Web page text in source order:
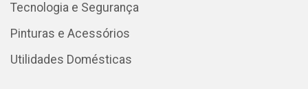
Tecnologia e Segurança
Pinturas e Acessórios
Utilidades Domésticas